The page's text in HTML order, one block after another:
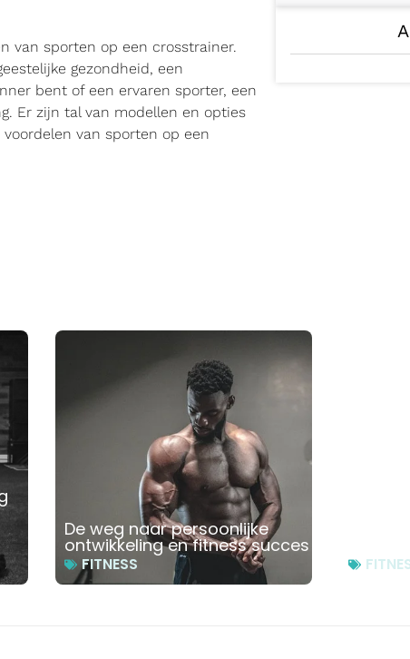
van sporten op een crosstrainer.
gezondheid, een
bent of een ervaren sporter, een
Er zijn tal van modellen en opties
van sporten op een
De weg naar persoonlijke
ontwikkeling en fitness succes
FITNESS